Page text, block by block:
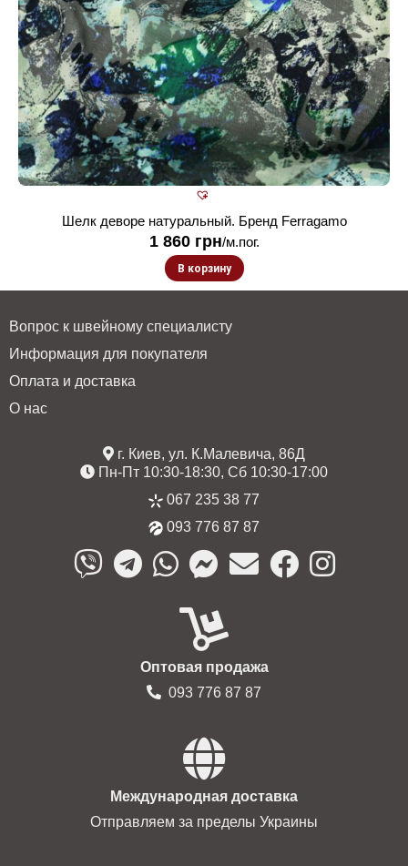
Шелк деворе натуральный. Бренд Ferragamo
1 860 грн/м.пог.
В корзину
Вопрос к швейному специалисту
Информация для покупателя
Оплата и доставка
О нас
г. Киев, ул. К.Малевича, 86Д
Пн-Пт 10:30-18:30, Сб 10:30-17:00
067 235 38 77
093 776 87 87
Оптовая продажа
093 776 87 87
Международная доставка
Отправляем за пределы Украины